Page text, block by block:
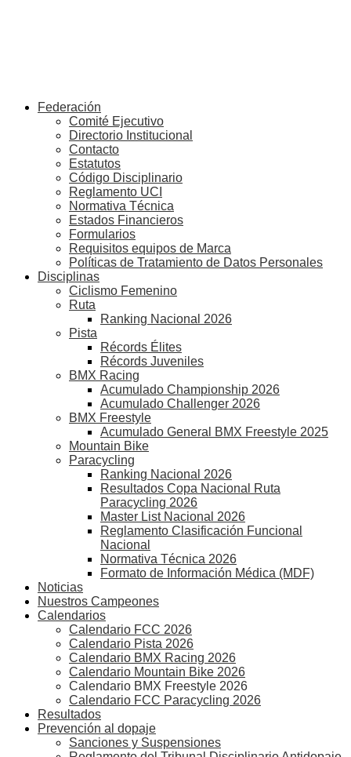
Federación
Comité Ejecutivo
Directorio Institucional
Contacto
Estatutos
Código Disciplinario
Reglamento UCI
Normativa Técnica
Estados Financieros
Formularios
Requisitos equipos de Marca
Políticas de Tratamiento de Datos Personales
Disciplinas
Ciclismo Femenino
Ruta
Ranking Nacional 2026
Pista
Récords Élites
Récords Juveniles
BMX Racing
Acumulado Championship 2026
Acumulado Challenger 2026
BMX Freestyle
Acumulado General BMX Freestyle 2025
Mountain Bike
Paracycling
Ranking Nacional 2026
Resultados Copa Nacional Ruta
Paracycling 2026
Master List Nacional 2026
Reglamento Clasificación Funcional
Nacional
Normativa Técnica 2026
Formato de Información Médica (MDF)
Noticias
Nuestros Campeones
Calendarios
Calendario FCC 2026
Calendario Pista 2026
Calendario BMX Racing 2026
Calendario Mountain Bike 2026
Calendario BMX Freestyle 2026
Calendario FCC Paracycling 2026
Resultados
Prevención al dopaje
Sanciones y Suspensiones